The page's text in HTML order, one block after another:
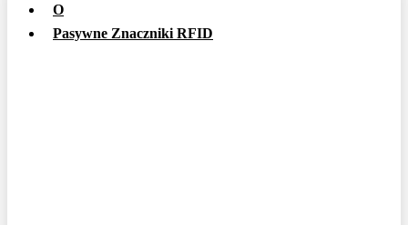
O
Pasywne Znaczniki RFID